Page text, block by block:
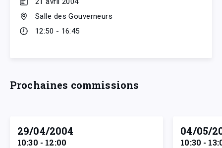
Salle des Gouverneurs
12:50 - 16:45
Prochaines commissions
29/04/2004
10:30 - 12:00
04/05/
10:30 -